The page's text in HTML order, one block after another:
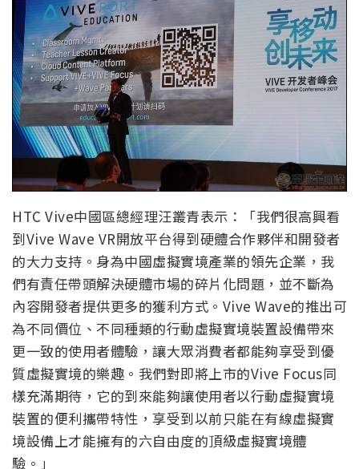
HTC Vive中國區總經理汪叢青表示：「我們很高興看
到Vive Wave VR開放平台得到硬體合作夥伴和開發者
的大力支持。身為中國虛擬實境產業的領先企業，我
們有責任帶頭解決硬體市場的碎片化問題，並不斷為
內容開發者提供更多的獲利方式。Vive Wave的推出可
為不同價位、不同種類的行動虛擬實境裝置設備帶來
更一致的使用者體驗，讓大眾消費者都能夠享受到優
質虛擬實境的樂趣。我們對即將上市的Vive Focus同
樣充滿期待，它的到來能夠讓使用者以行動虛擬實境
裝置的便利攜帶特性，享受到以前只能在有線虛擬實
境設備上才能擁有的六自由度的頂級虛擬實境體
驗。」